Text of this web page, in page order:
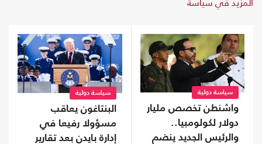
سياسة دولية
واشنطن تخصص مليار
دولار لكولومبيا..
والرئيس الجديد ينضم
سياسة دولية
البنتاغون يعاقب
مسؤولا رفيعا في
إدارة بايدن بعد تقارير